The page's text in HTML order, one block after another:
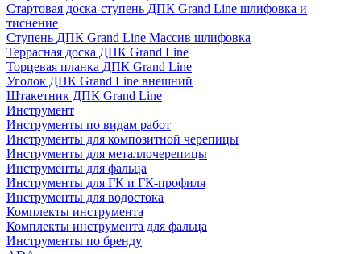
Стартовая доска-ступень ДПК Grand Line шлифовка и
тиснение
Ступень ДПК Grand Line Массив шлифовка
Террасная доска ДПК Grand Line
Торцевая планка ДПК Grand Line
Уголок ДПК Grand Line внешний
Штакетник ДПК Grand Line
Инструмент
Инструменты по видам работ
Инструменты для композитной черепицы
Инструменты для металлочерепицы
Инструменты для фальца
Инструменты для ГК и ГК-профиля
Инструменты для водостока
Комплекты инструмента
Комплекты инструмента для фальца
Инструменты по бренду